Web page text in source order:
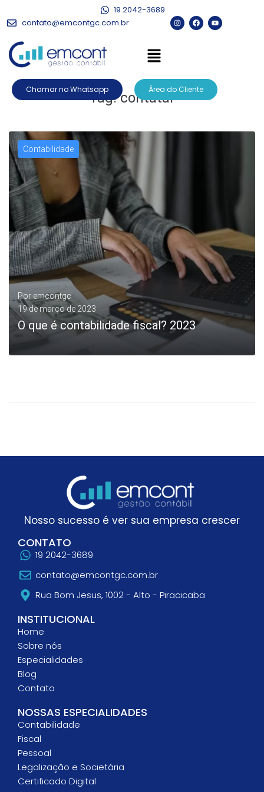
19 2042-3689
contato@emcontgc.com.br
Chamar no Whatsapp Área do Cliente
Tag:contatar
Contabilidade
Por emcontgc
19 de março de 2023
O que é contabilidade fiscal? 2023
Nosso sucesso é ver sua empresa crescer
CONTATO
19 2042-3689
contato@emcontgc.com.br
Rua Bom Jesus, 1002 - Alto - Piracicaba
INSTITUCIONAL
Home
Sobre nós
Especialidades
Blog
Contato
NOSSAS ESPECIALIDADES
Contabilidade
Fiscal
Pessoal
Legalização e Societária
Certificado Digital